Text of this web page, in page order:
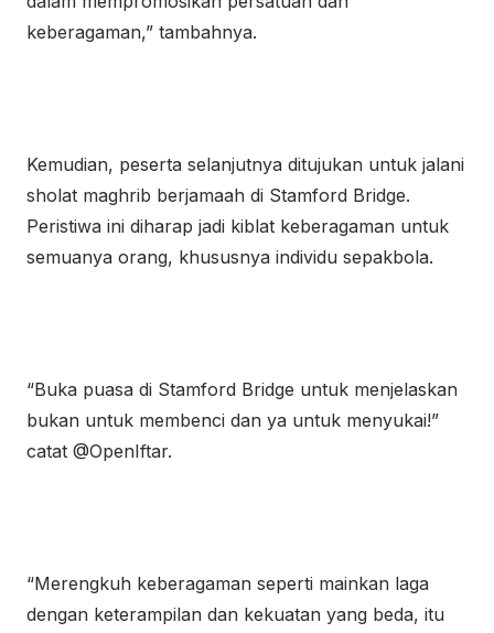
keberagaman,” tambahnya.
Kemudian, peserta selanjutnya ditujukan untuk jalani
sholat maghrib berjamaah di Stamford Bridge.
Peristiwa ini diharap jadi kiblat keberagaman untuk
semuanya orang, khususnya individu sepakbola.
“Buka puasa di Stamford Bridge untuk menjelaskan
bukan untuk membenci dan ya untuk menyukai!”
catat @OpenIftar.
“Merengkuh keberagaman seperti mainkan laga
dengan keterampilan dan kekuatan yang beda, itu